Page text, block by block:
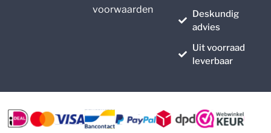
voorwaarden
Deskundig
advies
Uit voorraad
leverbaar